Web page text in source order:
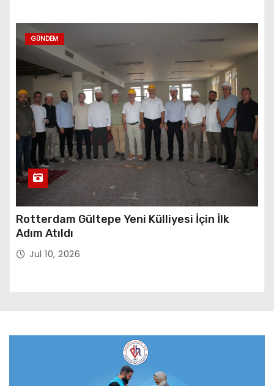
GÜNDEM
Rotterdam Gültepe Yeni Külliyesi İçin İlk
Adım Atıldı
Jul 10, 2026